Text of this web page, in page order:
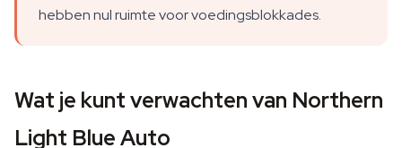
hebben nul ruimte voor voedingsblokkades.
Wat je kunt verwachten van Northern
Light Blue Auto